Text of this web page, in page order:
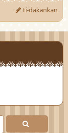
ti-dakankan